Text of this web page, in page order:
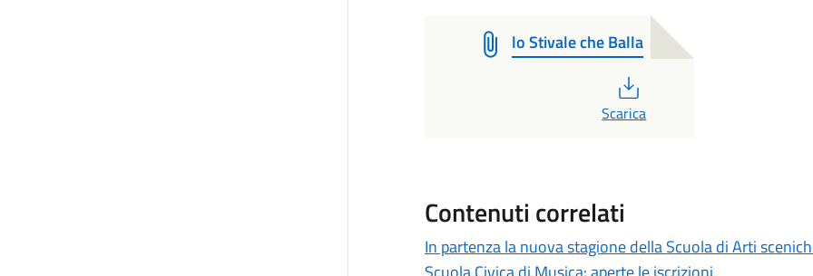
lo Stivale che Balla
Scarica
Contenuti correlati
In partenza la nuova stagione della Scuola di Arti